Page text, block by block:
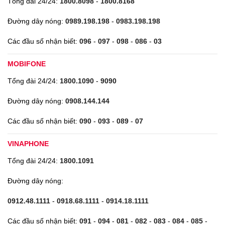
Đường dây nóng: 0989.198.198 - 0983.198.198
Các đầu số nhận biết: 096 - 097 - 098 - 086 - 03
MOBIFONE
Tổng đài 24/24: 1800.1090 - 9090
Đường dây nóng: 0908.144.144
Các đầu số nhận biết: 090 - 093 - 089 - 07
VINAPHONE
Tổng đài 24/24: 1800.1091
Đường dây nóng:
0912.48.1111 - 0918.68.1111 - 0914.18.1111
Các đầu số nhận biết: 091 - 094 - 081 - 082 - 083 - 084 - 085 -